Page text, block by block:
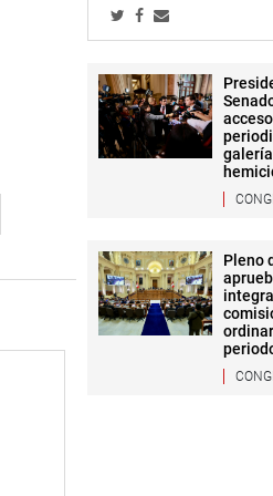
galería
Pleno